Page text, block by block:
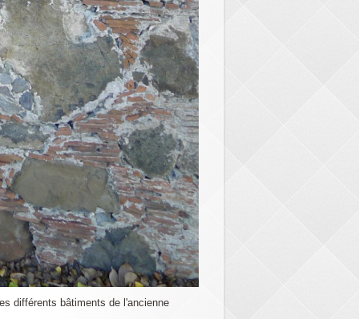
différents bâtiments de l'ancienne